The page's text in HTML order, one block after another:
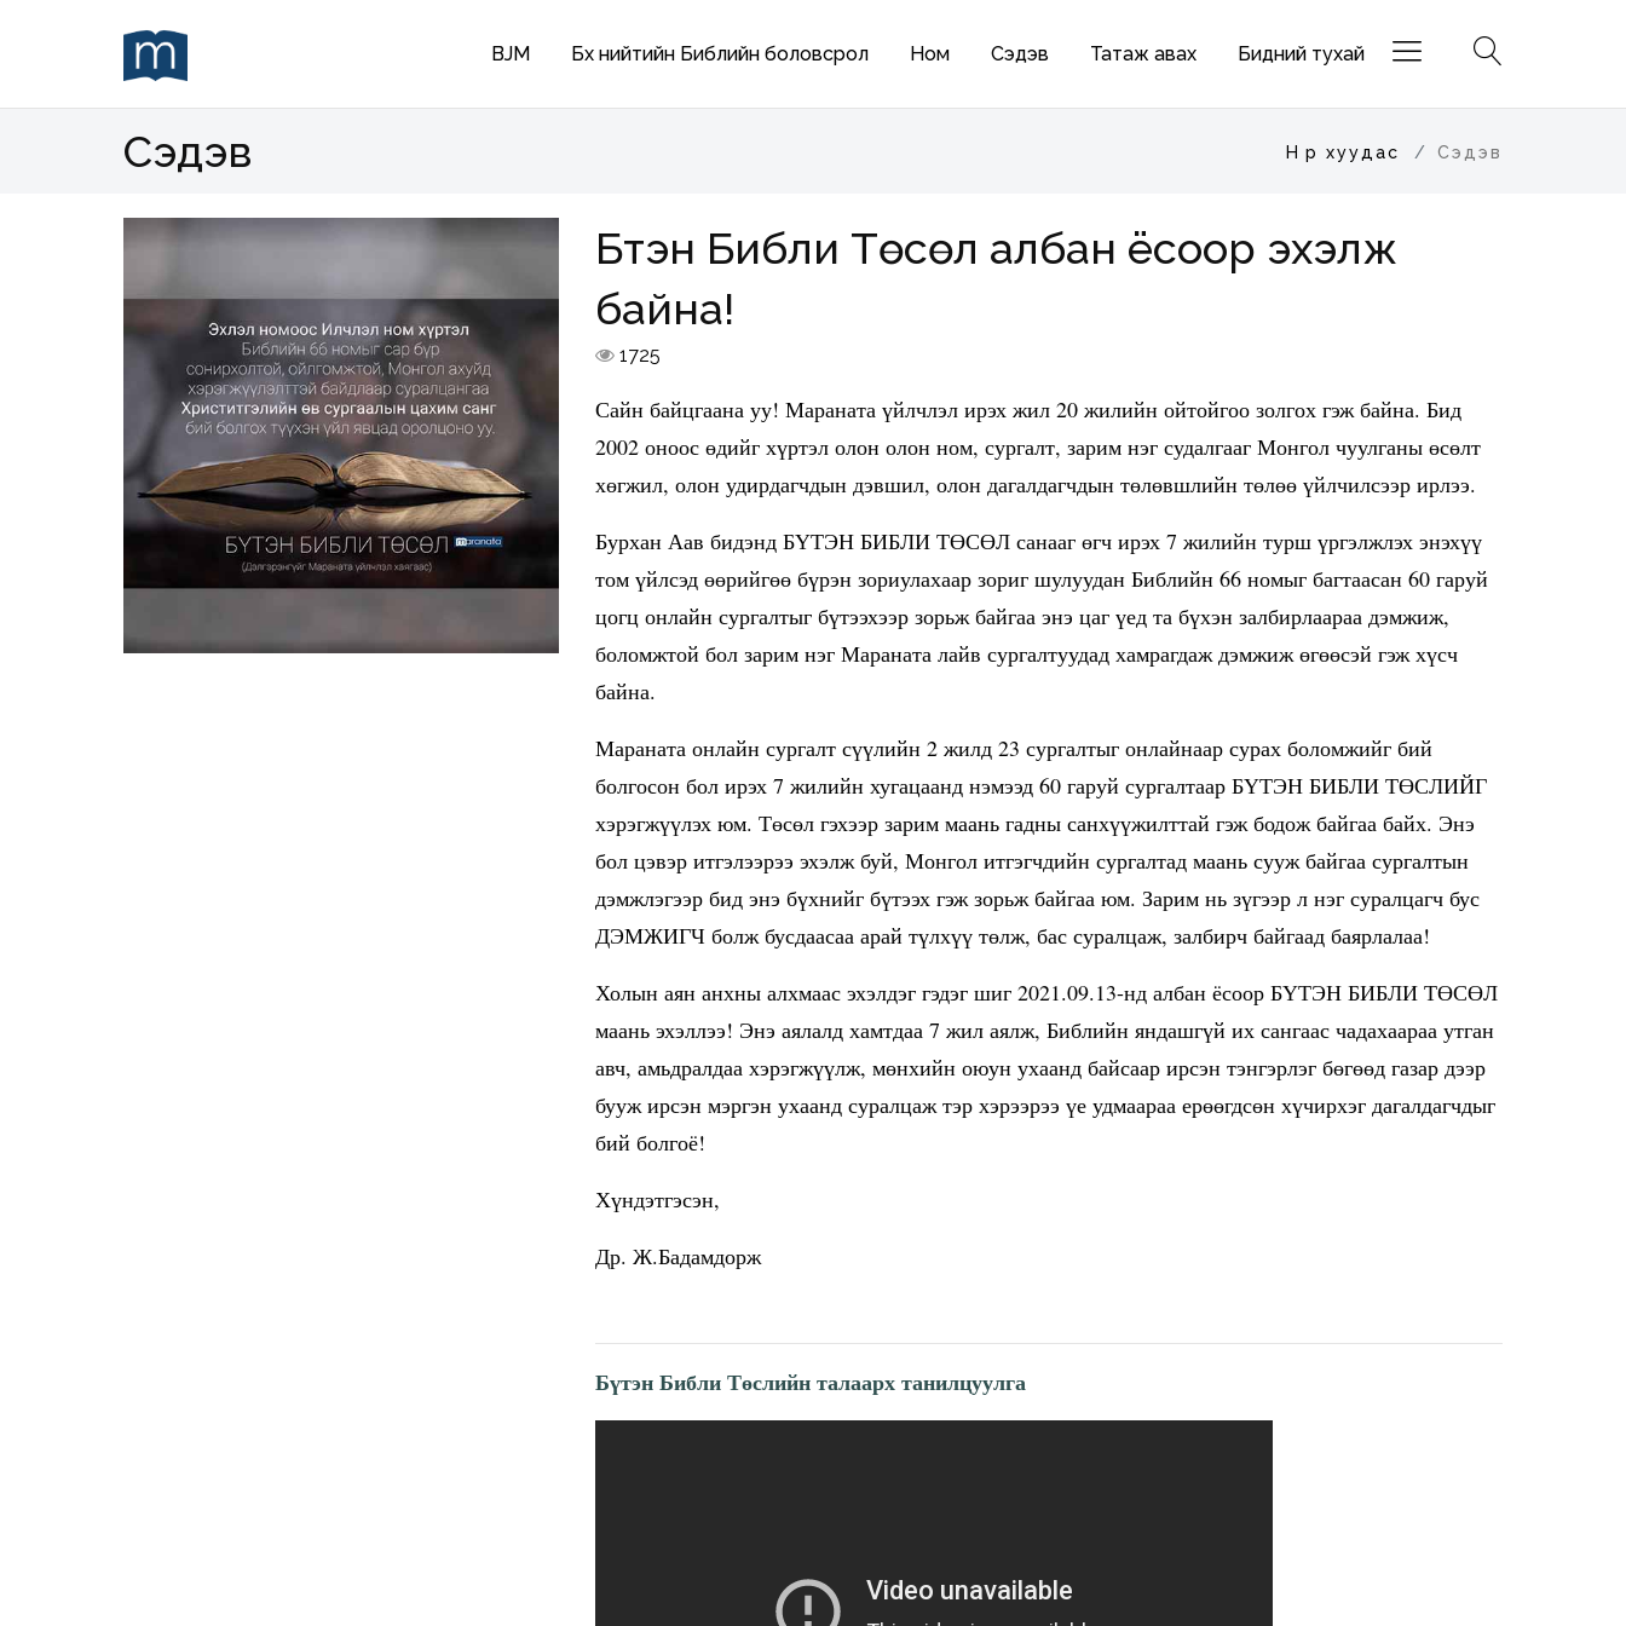
BJM Бүх нийтийн Библийн боловсрол Ном Сэдэв Татаж авах Бидний тухай
Сэдэв Нүүр хуудас Сэдэв
Бүтэн Библи Төсөл албан ёсоор эхэлж
байна!
1725
Сайн байцгаана уу! Мараната үйлчлэл ирэх жил 20 жилийн ойтойгоо золгох гэж байна. Бид
2002 оноос өдийг хүртэл олон олон ном, сургалт, зарим нэг судалгааг Монгол чуулганы өсөлт
хөгжил, олон удирдагчдын дэвшил, олон дагалдагчдын төлөвшлийн төлөө үйлчилсээр ирлээ.
Бурхан Аав бидэнд БҮТЭН БИБЛИ ТӨСӨЛ санааг өгч ирэх 7 жилийн турш үргэлжлэх энэхүү
том үйлсэд өөрийгөө бүрэн зориулахаар зориг шулуудан Библийн 66 номыг багтаасан 60 гаруй
цогц онлайн сургалтыг бүтээхээр зорьж байгаа энэ цаг үед та бүхэн залбирлаараа дэмжиж,
боломжтой бол зарим нэг Мараната лайв сургалтуудад хамрагдаж дэмжиж өгөөсэй гэж хүсч
байна.
Мараната онлайн сургалт сүүлийн 2 жилд 23 сургалтыг онлайнаар сурах боломжийг бий
болгосон бол ирэх 7 жилийн хугацаанд нэмээд 60 гаруй сургалтаар БҮТЭН БИБЛИ ТӨСЛИЙГ
хэрэгжүүлэх юм. Төсөл гэхээр зарим маань гадны санхүүжилттай гэж бодож байгаа байх. Энэ
бол цэвэр итгэлээрээ эхэлж буй, Монгол итгэгчдийн сургалтад маань сууж байгаа сургалтын
дэмжлэгээр бид энэ бүхнийг бүтээх гэж зорьж байгаа юм. Зарим нь зүгээр л нэг суралцагч бус
ДЭМЖИГЧ болж бусдаасаа арай түлхүү төлж, бас суралцаж, залбирч байгаад баярлалаа!
Холын аян анхны алхмаас эхэлдэг гэдэг шиг 2021.09.13-нд албан ёсоор БҮТЭН БИБЛИ ТӨСӨЛ
маань эхэллээ! Энэ аялалд хамтдаа 7 жил аялж, Библийн яндашгүй их сангаас чадахаараа утган
авч, амьдралдаа хэрэгжүүлж, мөнхийн оюун ухаанд байсаар ирсэн тэнгэрлэг бөгөөд газар дээр
бууж ирсэн мэргэн ухаанд суралцаж тэр хэрээрээ үе удмаараа ерөөгдсөн хүчирхэг дагалдагчдыг
бий болгоё!
Хүндэтгэсэн,
Др. Ж.Бадамдорж
Бүтэн Библи Төслийн талаарх танилцуулга